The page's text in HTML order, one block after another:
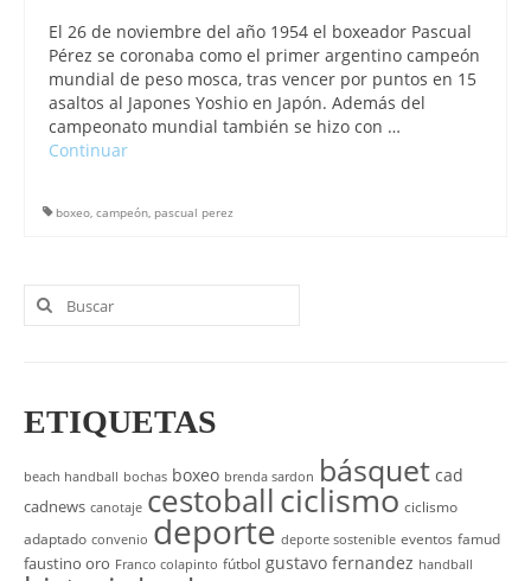
El 26 de noviembre del año 1954 el boxeador Pascual
Pérez se coronaba como el primer argentino campeón
mundial de peso mosca, tras vencer por puntos en 15
asaltos al Japones Yoshio en Japón. Además del
campeonato mundial también se hizo con …
Continuar
boxeo, campeón, pascual perez
Buscar
por:
ETIQUETAS
beach handball bochas boxeo brenda sardon básquet cad
cadnews canotaje cestoballciclismo ciclismo
adaptado convenio deporte deporte sostenible eventos famud
faustino oro Franco colapinto fútbol gustavo fernandez handball